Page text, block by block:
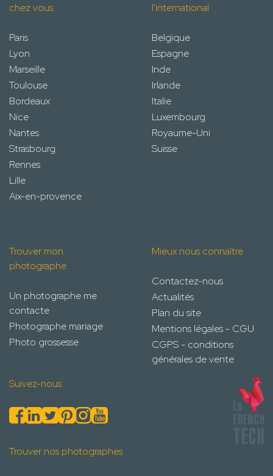
chez vous
Paris
Lyon
Marseille
Toulouse
Bordeaux
Nice
Nantes
Strasbourg
Rennes
Lille
Aix-en-provence
l'international
Belgique
Espagne
Inde
Irlande
Italie
Luxembourg
Royaume-Uni
Suisse
Trouver mon
photographe
Un photographe me
contacte
Photographe mariage
Photo grossesse
Mieux nous connaître
Contactez-nous
Actualités
Plan du site
Mentions légales - CGU
CGPS - conditions
générales de vente
Suivez-nous
Trouver nos photographes